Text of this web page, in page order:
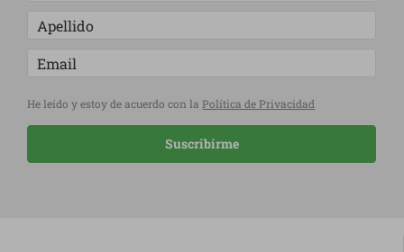
He leído y estoy de acuerdo con la Política de Privacidad
Suscribirme